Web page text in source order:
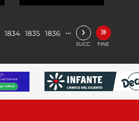
1834 1835 1836 … ›
SUCC.
»
FINE